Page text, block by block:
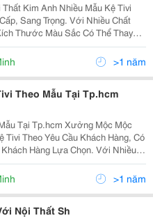
Thất Kim Anh Nhiều Mẫu Kệ Tivi
Sang Trọng. Với Nhiều Chất
Thước Màu Sắc Có Thể Thay
Tận Nơi Sản Xuất
Miễn Phí Ở Các Quận :
>1 năm
Theo Mẫu Tại Tp.hcm
Xưởng Mộc Mộc
Tivi Theo Yêu Cầu Khách Hàng, Có
Hàng Lựa Chọn. Với Nhiều
Nhau Từ Gỗ Tự Nhiên, Gỗ Công
Xoan Đào, Gỗ Căm Xe, Gỗ Thông,
>1 năm
Nội Thất Sh